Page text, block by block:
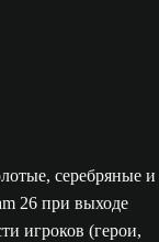
серебряные и
26 при выходе
игроков (герои,